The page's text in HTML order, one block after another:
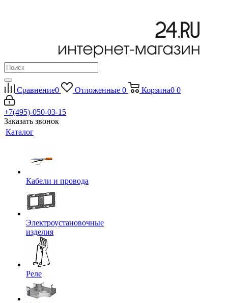
Сравнение0 Отложенные 0 Корзина0 0
+7(495)-050-03-15
Заказать звонок
Каталог
Кабели и провода
Электроустановочные
изделия
Реле